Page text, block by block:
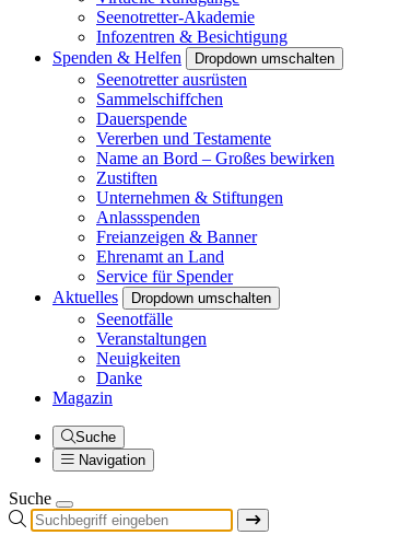
Seenotretter-Akademie
Infozentren & Besichtigung
Spenden & Helfen
Dropdown umschalten
Seenotretter ausrüsten
Sammelschiffchen
Dauerspende
Vererben und Testamente
Name an Bord – Großes bewirken
Zustiften
Unternehmen & Stiftungen
Anlassspenden
Freianzeigen & Banner
Ehrenamt an Land
Service für Spender
Aktuelles
Dropdown umschalten
Seenotfälle
Veranstaltungen
Neuigkeiten
Danke
Magazin
Suche
Navigation
Suche